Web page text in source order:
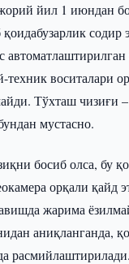
йил 1 июндан
содир
техник воситалари
Тўхташ чизиғи
мустасно.
босиб олса, бу
орқали қайд
жарима
аниқланганда,
расмийлаштирилади.